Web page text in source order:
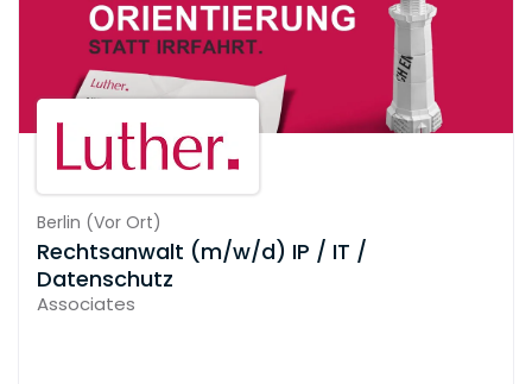
Berlin (Vor Ort)
Rechtsanwalt (m/w/d) IP / IT /
Datenschutz
Associates